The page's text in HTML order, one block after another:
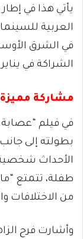
يأتي هذا في
العربية
في الشرق
الشراكة في
مشاركة مميزة
في فيلم “عصابة
بطولته إلى
الأحداث شخصية
طفلة، تتمتع
من الاختلافات
وأشارت فرح